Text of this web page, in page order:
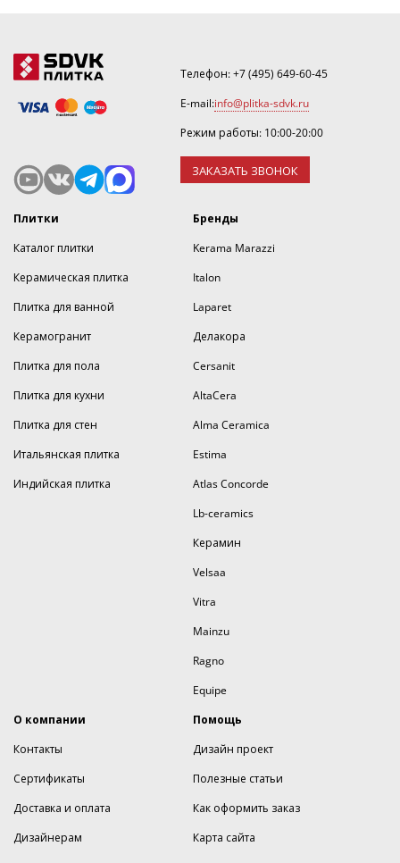
Телефон:+7 (495) 649-60-45
E-mail:info@plitka-sdvk.ru
Режим работы: 10:00-20:00
ЗАКАЗАТЬ ЗВОНОК
Плитки
Каталог плитки
Керамическая плитка
Плитка для ванной
Керамогранит
Плитка для пола
Плитка для кухни
Плитка для стен
Итальянская плитка
Индийская плитка
Бренды
Kerama Marazzi
Italon
Laparet
Делакора
Cersanit
AltaCera
Alma Ceramica
Estima
Atlas Concorde
Lb-ceramics
Керамин
Velsaa
Vitra
Mainzu
Ragno
Equipe
О компании
Контакты
Сертификаты
Доставка и оплата
Дизайнерам
Помощь
Дизайн проект
Полезные статьи
Как оформить заказ
Карта сайта